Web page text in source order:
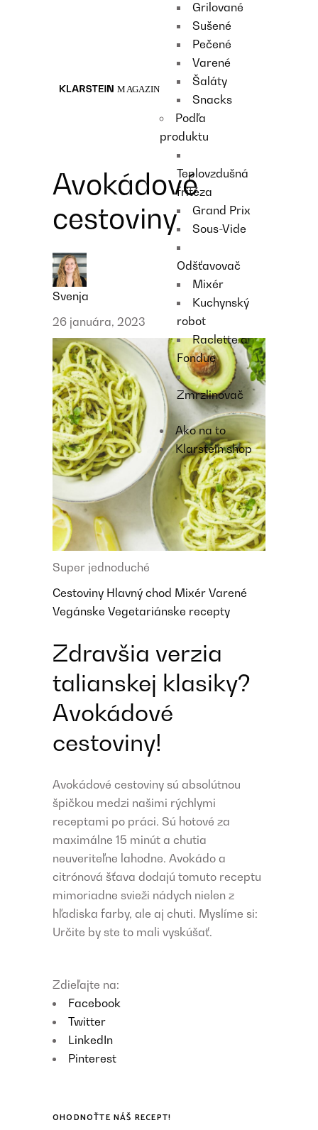
Grilované
Sušené
Pečené
Varené
Šaláty
Snacks
Podľa
produktu
Teplovzdušná
fritéza
Grand Prix
Sous-Vide
Odšťavovač
Mixér
Kuchynský
robot
Raclette a
Fondue
Zmrzlinovač
Ako na to
Klarstein shop
Avokádové
cestoviny
Svenja
26 januára, 2023
Super jednoduché
Cestoviny Hlavný chod Mixér Varené
Vegánske Vegetariánske recepty
Zdravšia verzia
talianskej klasiky?
Avokádové
cestoviny!
Avokádové cestoviny sú absolútnou
špičkou medzi našimi rýchlymi
receptami po práci. Sú hotové za
maximálne 15 minút a chutia
neuveriteľne lahodne. Avokádo a
citrónová šťava dodajú tomuto receptu
mimoriadne svieži nádych nielen z
hľadiska farby, ale aj chuti. Myslíme si:
Určite by ste to mali vyskúšať.
Zdieľajte na:
Facebook
Twitter
LinkedIn
Pinterest
OHODNOŤTE NÁŠ RECEPT!